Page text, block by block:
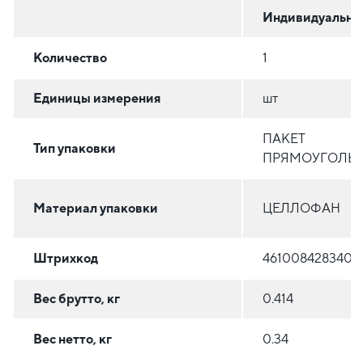
Количество 1
Единицы измерения шт
Тип упаковки
ПАКЕТ
Материал упаковки ЦЕЛЛОФАН
Штрихкод 4610084283402
Вес брутто, кг 0.414
Вес нетто, кг 0.34